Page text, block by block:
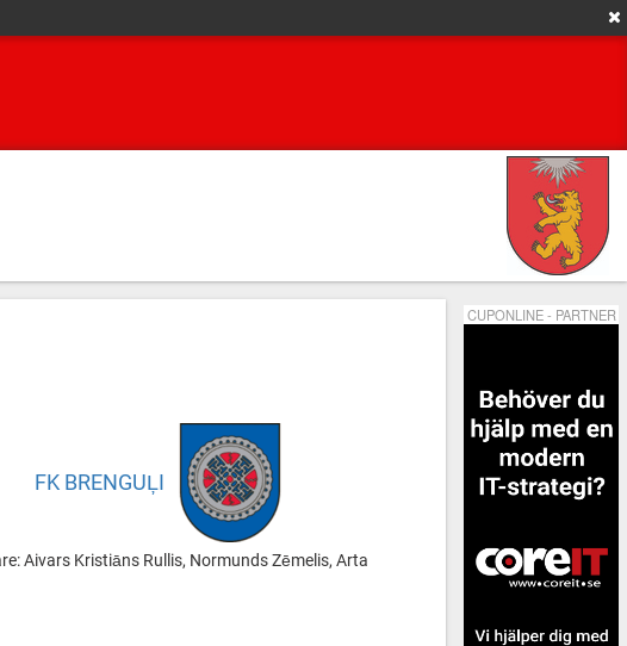
FK BRENGUĻI
Aivars Kristiāns Rullis, Normunds Zēmelis, Arta
CUPONLINE - PARTNER